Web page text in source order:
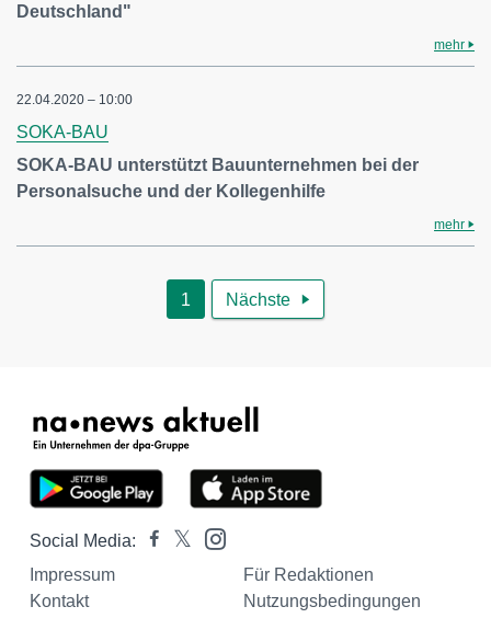
Deutschland"
mehr
22.04.2020 – 10:00
SOKA-BAU
SOKA-BAU unterstützt Bauunternehmen bei der
Personalsuche und der Kollegenhilfe
mehr
1 Nächste 
Social Media:
Impressum
Für Redaktionen
Kontakt
Nutzungsbedingungen